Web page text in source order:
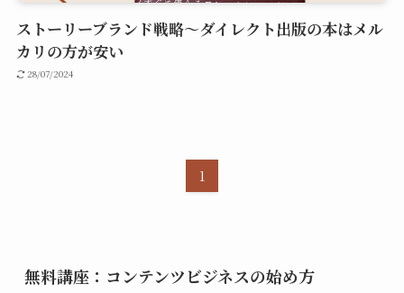
ストーリーブランド戦略～ダイレクト出版の本はメル
カリの方が安い
28/07/2024
1
無料講座：コンテンツビジネスの始め方